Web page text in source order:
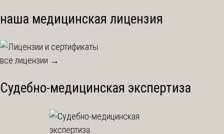
наша медицинская лицензия
все лицензии →
Судебно-медицинская экспертиза